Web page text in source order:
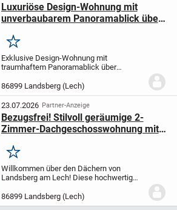
Luxuriöse Design-Wohnung mit
unverbaubarem Panoramablick über
Merken
Exklusive Design-Wohnung mit
traumhaftem Panoramablick über
Ausstattung!Diese außergewöhnliche 3-
ZKB-Eigentumswohnung vereint
modernes Design, höchste Bauqualität
und eine...
86899 Landsberg (Lech)
23.07.2026 Partner-Anzeige
Bezugsfrei! Stilvoll geräumige 2-
Zimmer-Dachgeschosswohnung mit
Aufzug
Merken
Willkommen über den Dächern von
Landsberg am Lech! Diese hochwertig
Dachgeschosswohnung vereint
modernen Wohnkomfort, eine
86899 Landsberg (Lech)